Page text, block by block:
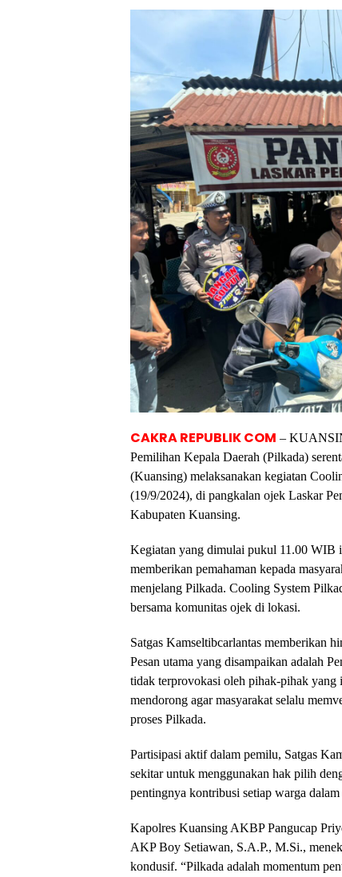
CAKRA REPUBLIK COM –
Pemilihan Kepala Daerah (Pilkada)
(Kuansing) melaksanakan kegiatan
(19/9/2024), di pangkalan ojek Laskar
Kabupaten Kuansing.
Kegiatan yang dimulai pukul 11.00 WIB
memberikan pemahaman kepada
menjelang Pilkada. Cooling System
bersama komunitas ojek di lokasi.
Satgas Kamseltibcarlantas memberikan
Pesan utama yang disampaikan adalah
tidak terprovokasi oleh pihak-pihak yang
mendorong agar masyarakat selalu
proses Pilkada.
Partisipasi aktif dalam pemilu, Satgas
sekitar untuk menggunakan hak pilih
pentingnya kontribusi setiap warga
Kapolres Kuansing AKBP Pangucap
AKP Boy Setiawan, S.A.P., M.Si.,
kondusif. “Pilkada adalah momentum